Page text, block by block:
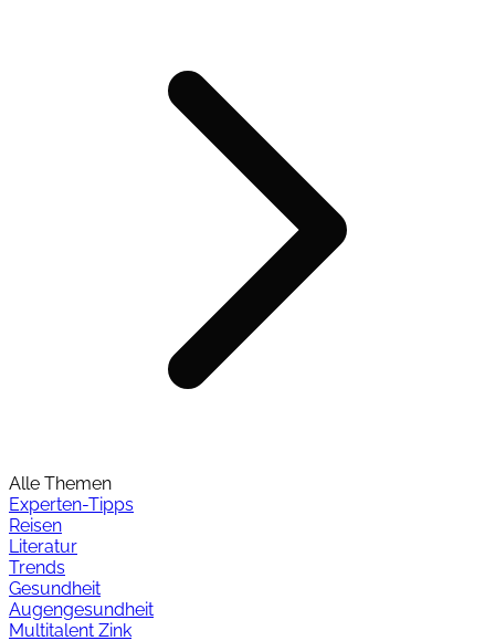
Alle Themen
Experten-Tipps
Reisen
Literatur
Trends
Gesundheit
Augengesundheit
Multitalent Zink